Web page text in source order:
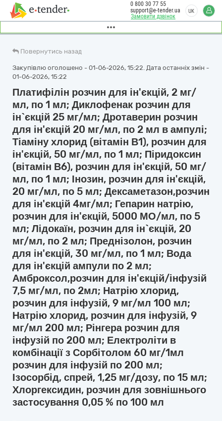
Замовити дзвінок
0 800 30 77 55
support@e-tender.ua
UK
Повернутись назад
Закупівлю оголошено - 01-06-2026, 15:22. Дата останніх змін -
01-06-2026, 15:22
Платифілін розчин для ін'єкцій, 2 мг/
мл, по 1 мл; Диклофенак розчин для
ін`єкцій 25 мг/мл; Дротаверин розчин
для ін'єкцій 20 мг/мл, по 2 мл в ампулі;
Тіаміну хлорид (вітамін В1), розчин для
ін'єкцій, 50 мг/мл, по 1 мл; Піридоксин
(вітамін В6), розчин для ін'єкцій, 50 мг/
мл, по 1 мл; Інозин, розчин для ін'єкцій,
20 мг/мл, по 5 мл; Дексаметазон,розчин
для ін'єкцій 4мг/мл; Гепарин натрію,
розчин для ін'єкцій, 5000 МО/мл, по 5
мл; Лідокаїн, розчин для ін`єкцій, 20
мг/мл, по 2 мл; Преднізолон, розчин
для ін'єкцій, 30 мг/мл, по 1 мл; Вода
для ін'єкцій ампули по 2 мл;
Амброксол,розчин для ін'єкцій/інфузій
7,5 мг/мл, по 2мл; Натрію хлорид,
розчин для інфузій, 9 мг/мл 100 мл;
Натрію хлорид, розчин для інфузій, 9
мг/мл 200 мл; Рінгера розчин для
інфузій по 200 мл; Електроліти в
комбінації з Сорбітолом 60 мг/1мл
розчин для інфузій по 200 мл;
Ізосорбід, спрей, 1,25 мг/дозу, по 15 мл;
Хлоргексидин, розчин для зовнішнього
застосування 0,05 % по 100 мл